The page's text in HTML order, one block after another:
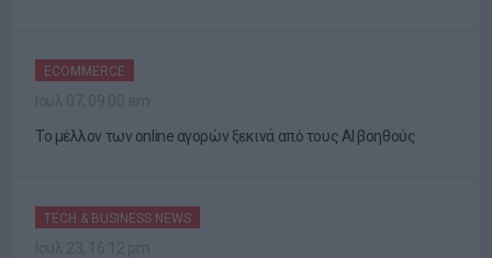
ECOMMERCE
Το μέλλον των online αγορών ξεκινά από τους AI βοηθούς
TECH & BUSINESS NEWS